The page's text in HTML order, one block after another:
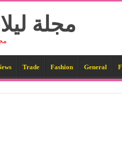
مجلة
General
Fashion
Trade